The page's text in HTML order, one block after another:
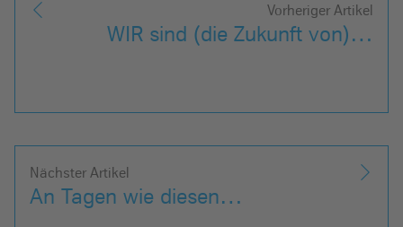
Vorheriger Artikel
WIR sind (die Zukunft von)…
Nächster Artikel
An Tagen wie diesen…